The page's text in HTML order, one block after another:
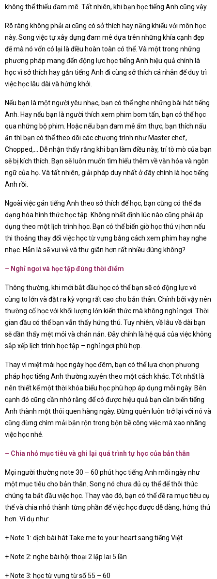
không thể thiếu đam mê. Tất nhiên, khi bạn học tiếng Anh cũng vậy.
Rõ ràng không phải ai cũng có sở thích hay năng khiếu với môn học
này. Song việc tự xây dựng đam mê dựa trên những khía cạnh đẹp
đẽ mà nó vốn có lại là điều hoàn toàn có thể. Và một trong những
phương pháp mang đến động lực học tiếng Anh hiệu quả chính là
học vì sở thích hay gắn tiếng Anh đi cùng sở thích cá nhân để duy trì
việc học lâu dài và hứng khởi.
Nếu bạn là một người yêu nhạc, bạn có thể nghe những bài hát tiếng
Anh. Hay nếu bạn là người thích xem phim bom tấn, bạn có thể học
qua những bộ phim. Hoặc nếu bạn đam mê ẩm thực, bạn thích nấu
ăn thì bạn có thể theo dõi các chương trình như Master chef,
Chopped,… Dễ nhận thấy rằng khi bạn làm điều này, trí tò mò của bạn
sẽ bị kích thích. Bạn sẽ luôn muốn tìm hiểu thêm về văn hóa và ngôn
ngữ của họ. Và tất nhiên, giải pháp duy nhất ở đây chính là học tiếng
Anh rồi.
Ngoài việc gán tiếng Anh theo sở thích để học, bạn cũng có thể đa
dạng hóa hình thức học tập. Không nhất định lúc nào cũng phải áp
dụng theo một lịch trình học. Bạn có thể biến giờ học thú vị hơn nếu
thi thoảng thay đổi việc học từ vựng bằng cách xem phim hay nghe
nhạc. Hẳn là sẽ vui vẻ và thư giãn hơn rất nhiều đúng không?
– Nghỉ ngơi và học tập đúng thời điểm
Thông thường, khi mới bắt đầu học có thể bạn sẽ có động lực vô
cùng to lớn và đặt ra kỳ vọng rất cao cho bản thân. Chính bởi vậy nên
thường cố học với khối lượng lớn kiến thức mà không nghỉ ngơi. Thời
gian đầu có thể bạn vẫn thấy hứng thú. Tuy nhiên, về lâu về dài bạn
sẽ dần thấy mệt mỏi và chán nản. Đây chính là hệ quả của việc không
sắp xếp lịch trình học tập – nghỉ ngơi phù hợp.
Thay vì miệt mài học ngày học đêm, bạn có thể lựa chọn phương
pháp học tiếng Anh thường xuyên theo một cách khác. Tốt nhất là
nên thiết kế một thời khóa biểu học phù hợp áp dụng mỗi ngày. Bên
cạnh đó cũng cần nhớ rằng để có được hiệu quả bạn cần biến tiếng
Anh thành một thói quen hàng ngày. Đừng quên luôn trở lại với nó và
cũng đừng chìm mải bận rộn trong bộn bề công việc mà xao nhãng
việc học nhé.
– Chia nhỏ mục tiêu và ghi lại quá trình tự học của bản thân
Mọi người thường note 30 – 60 phút học tiếng Anh mỗi ngày như
một mục tiêu cho bản thân. Song nó chưa đủ cụ thể để thôi thúc
chúng ta bắt đầu việc học. Thay vào đó, bạn có thể đề ra mục tiêu cụ
thể và chia nhỏ thành từng phần để việc học được dễ dàng, hứng thú
hơn. Ví dụ như:
+ Note 1: dịch bài hát Take me to your heart sang tiếng Việt
+ Note 2: nghe bài hội thoại 2 lặp lai 5 lần
+ Note 3: học từ vựng từ số 55 – 60